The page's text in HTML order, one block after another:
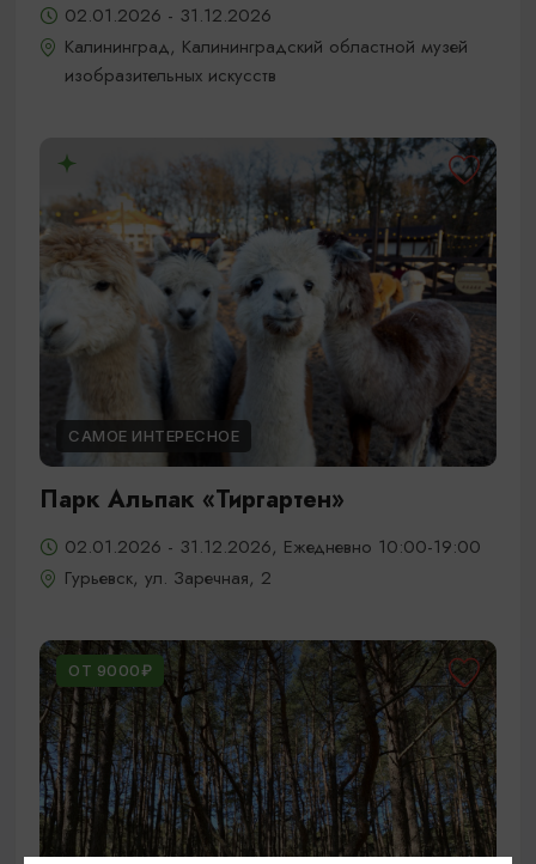
02.01.2026 - 31.12.2026
Калининград, Калининградский областной музей
изобразительных искусств
САМОЕ ИНТЕРЕСНОЕ
Парк Альпак «Тиргартен»
02.01.2026 - 31.12.2026, Ежедневно 10:00-19:00
Гурьевск, ул. Заречная, 2
ОТ 9000₽